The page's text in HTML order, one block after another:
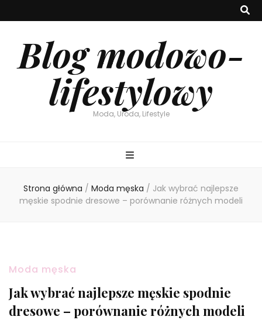
Blog modowo-
lifestylowy
Moda, Uroda, Lifestyle
Strona główna / Moda męska / Jak wybrać najlepsze
męskie spodnie dresowe – porównanie różnych modeli
Moda męska
Jak wybrać najlepsze męskie spodnie
dresowe – porównanie różnych modeli